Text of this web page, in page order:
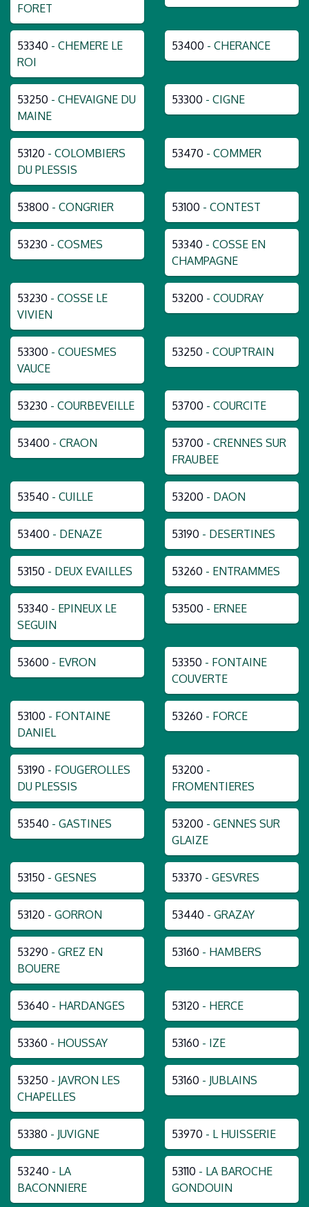
FORET
53340 - CHEMERE LE
ROI
53400 - CHERANCE
53250 - CHEVAIGNE DU
MAINE
53300 - CIGNE
53120 - COLOMBIERS
DU PLESSIS
53470 - COMMER
53800 - CONGRIER 53100 - CONTEST
53230 - COSMES 53340 - COSSE EN
CHAMPAGNE
53230 - COSSE LE
VIVIEN
53200 - COUDRAY
53300 - COUESMES
VAUCE
53250 - COUPTRAIN
53230 - COURBEVEILLE 53700 - COURCITE
53400 - CRAON 53700 - CRENNES SUR
FRAUBEE
53540 - CUILLE 53200 - DAON
53400 - DENAZE 53190 - DESERTINES
53150 - DEUX EVAILLES 53260 - ENTRAMMES
53340 - EPINEUX LE
SEGUIN
53500 - ERNEE
53600 - EVRON 53350 - FONTAINE
COUVERTE
53100 - FONTAINE
DANIEL
53260 - FORCE
53190 - FOUGEROLLES
DU PLESSIS
53200 -
FROMENTIERES
53540 - GASTINES 53200 - GENNES SUR
GLAIZE
53150 - GESNES 53370 - GESVRES
53120 - GORRON 53440 - GRAZAY
53290 - GREZ EN
BOUERE
53160 - HAMBERS
53640 - HARDANGES 53120 - HERCE
53360 - HOUSSAY 53160 - IZE
53250 - JAVRON LES
CHAPELLES
53160 - JUBLAINS
53380 - JUVIGNE 53970 - L HUISSERIE
53240 - LA
BACONNIERE
53110 - LA BAROCHE
GONDOUIN